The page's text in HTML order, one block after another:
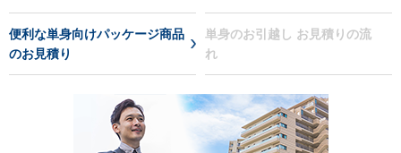
便利な単身向けパッケージ商品
のお見積り
単身のお引越し お見積りの流
れ